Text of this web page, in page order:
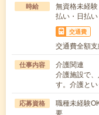
時給
無資格未経
払い・日払
交通費
交通費全額
仕事内容
介護関連
介護施設で
す。介護と
応募資格
職種未経験
要